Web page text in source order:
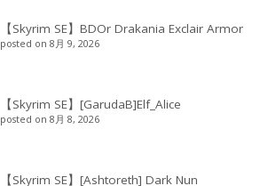
【Skyrim SE】BDOr Drakania Exclair Armor
posted on 8月 9, 2026
【Skyrim SE】[GarudaB]Elf_Alice
posted on 8月 8, 2026
【Skyrim SE】[Ashtoreth] Dark Nun